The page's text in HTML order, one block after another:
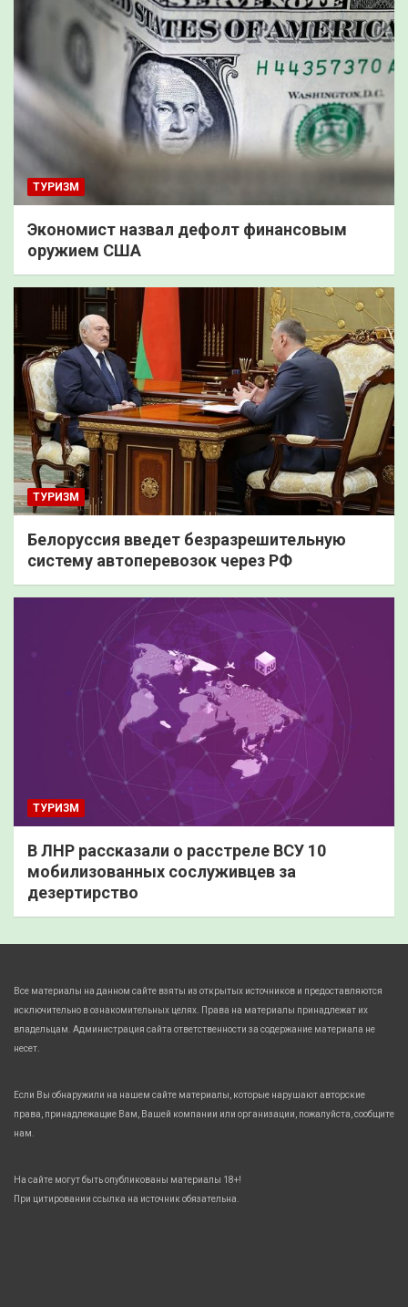
ТУРИЗМ
Экономист назвал дефолт финансовым
оружием США
ТУРИЗМ
Белоруссия введет безразрешительную
систему автоперевозок через РФ
ТУРИЗМ
В ЛНР рассказали о расстреле ВСУ 10
мобилизованных сослуживцев за
дезертирство
Все материалы на данном сайте взяты из открытых источников и предоставляются
исключительно в ознакомительных целях. Права на материалы принадлежат их
владельцам. Администрация сайта ответственности за содержание материала не
несет.
Если Вы обнаружили на нашем сайте материалы, которые нарушают авторские
права, принадлежащие Вам, Вашей компании или организации, пожалуйста, сообщите
нам.
На сайте могут быть опубликованы материалы 18+!
При цитировании ссылка на источник обязательна.